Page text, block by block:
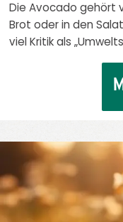
Die Avocado gehört
Brot oder in den
viel Kritik als